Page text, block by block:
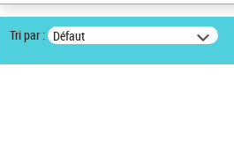
Tri par : Défaut